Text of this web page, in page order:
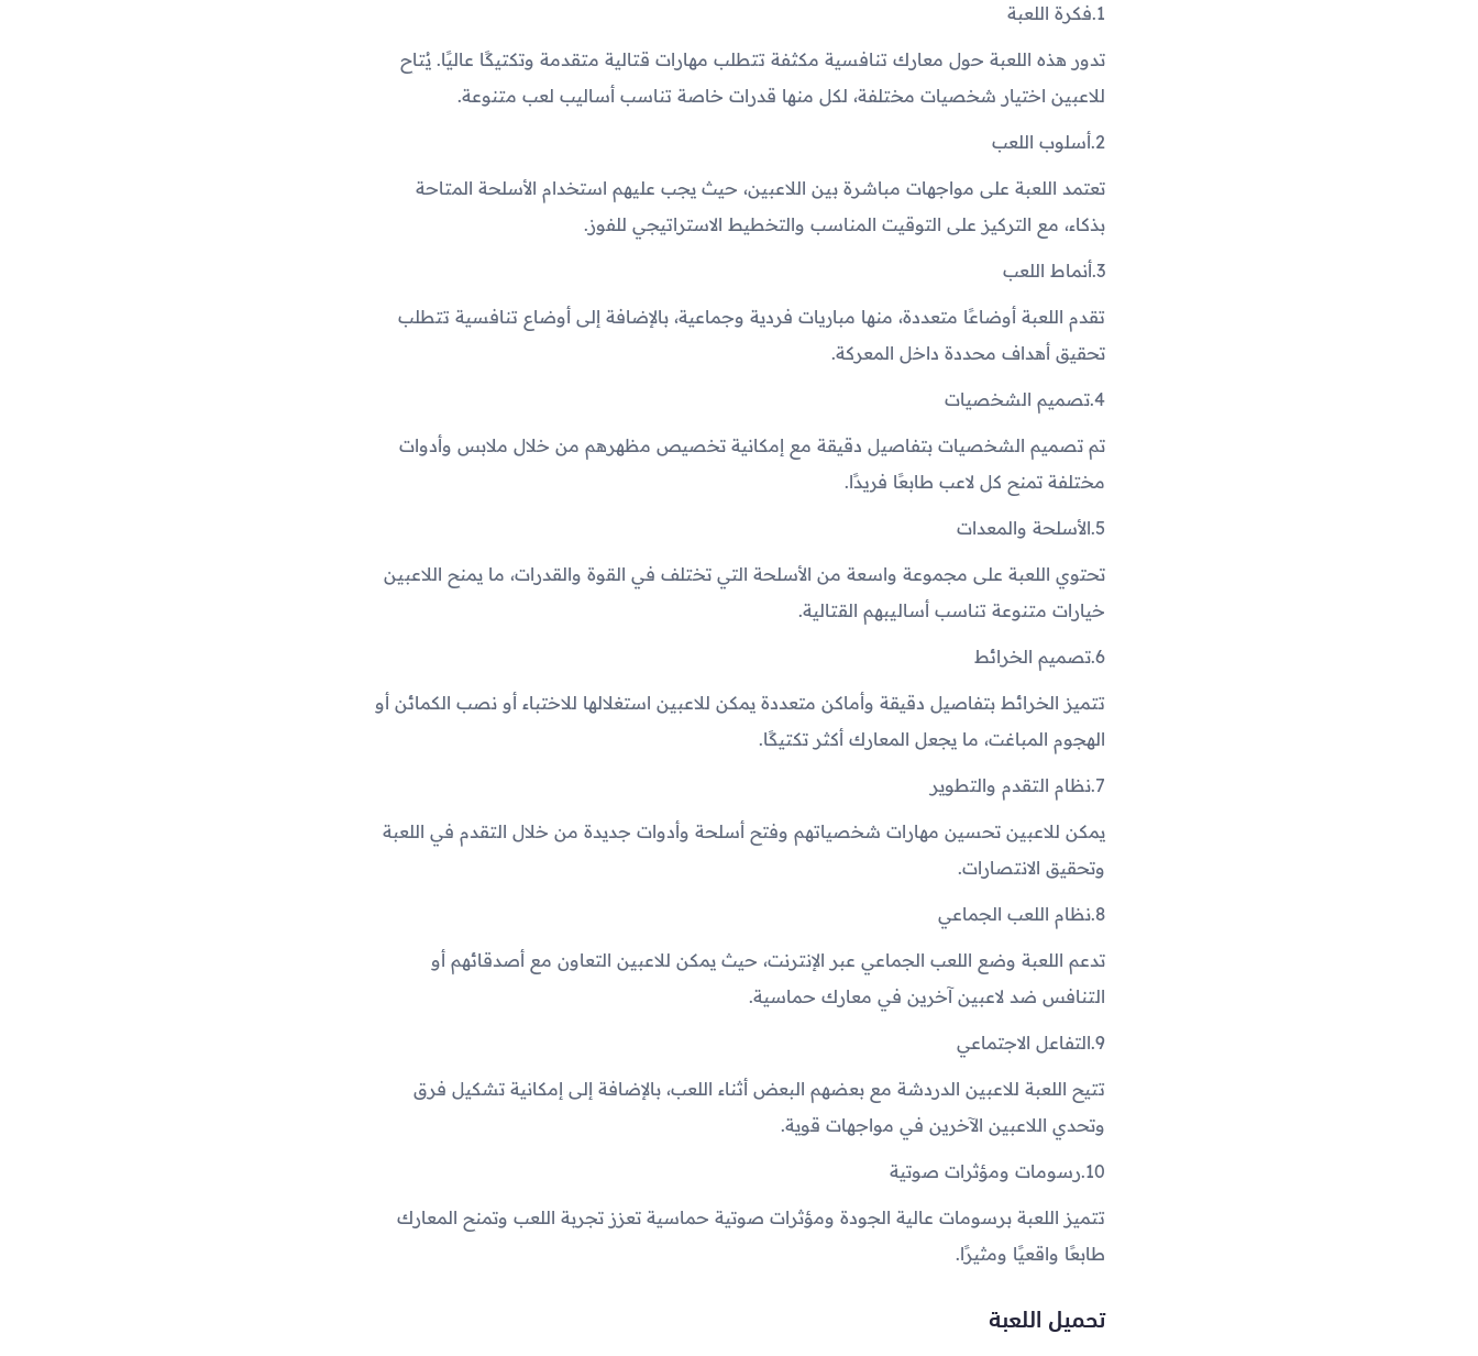
1. فكرة اللعبة
تدور هذه اللعبة حول معارك تنافسية مكثفة تتطلب مهارات قتالية متقدمة وتكتيكًا عاليًا. يُتاح
للاعبين اختيار شخصيات مختلفة، لكل منها قدرات خاصة تناسب أساليب لعب متنوعة.
2. أسلوب اللعب
تعتمد اللعبة على مواجهات مباشرة بين اللاعبين، حيث يجب عليهم استخدام الأسلحة المتاحة
بذكاء، مع التركيز على التوقيت المناسب والتخطيط الاستراتيجي للفوز.
3. أنماط اللعب
تقدم اللعبة أوضاعًا متعددة، منها مباريات فردية وجماعية، بالإضافة إلى أوضاع تنافسية تتطلب
تحقيق أهداف محددة داخل المعركة.
4. تصميم الشخصيات
تم تصميم الشخصيات بتفاصيل دقيقة مع إمكانية تخصيص مظهرهم من خلال ملابس وأدوات
مختلفة تمنح كل لاعب طابعًا فريدًا.
5. الأسلحة والمعدات
تحتوي اللعبة على مجموعة واسعة من الأسلحة التي تختلف في القوة والقدرات، ما يمنح اللاعبين
خيارات متنوعة تناسب أساليبهم القتالية.
6. تصميم الخرائط
تتميز الخرائط بتفاصيل دقيقة وأماكن متعددة يمكن للاعبين استغلالها للاختباء أو نصب الكمائن أو
الهجوم المباغت، ما يجعل المعارك أكثر تكتيكًا.
7. نظام التقدم والتطوير
يمكن للاعبين تحسين مهارات شخصياتهم وفتح أسلحة وأدوات جديدة من خلال التقدم في اللعبة
وتحقيق الانتصارات.
8. نظام اللعب الجماعي
تدعم اللعبة وضع اللعب الجماعي عبر الإنترنت، حيث يمكن للاعبين التعاون مع أصدقائهم أو
التنافس ضد لاعبين آخرين في معارك حماسية.
9. التفاعل الاجتماعي
تتيح اللعبة للاعبين الدردشة مع بعضهم البعض أثناء اللعب، بالإضافة إلى إمكانية تشكيل فرق
وتحدي اللاعبين الآخرين في مواجهات قوية.
10. رسومات ومؤثرات صوتية
تتميز اللعبة برسومات عالية الجودة ومؤثرات صوتية حماسية تعزز تجربة اللعب وتمنح المعارك
طابعًا واقعيًا ومثيرًا.
تحميل اللعبة